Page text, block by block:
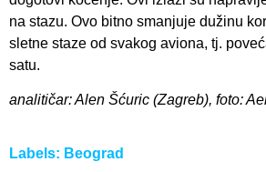
na stazu. Ovo bitno smanjuje dužinu
sletne staze od svakog aviona, tj.
satu.
analitičar: Alen Šćuric (Zagreb), foto:
Labels: Beograd